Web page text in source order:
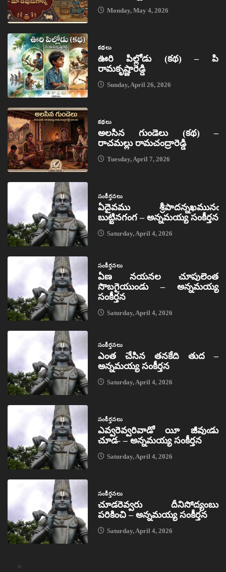
Monday, May 4, 2026
కథలు
ఊరి పిల్లోడు (కథ) – పి
రామకృష్ణారెడ్డి
Sunday, April 26, 2026
కథలు
అలసిన గుండెలు (కథ) –
రాచమల్లు రామచంద్రారెడ్డి
Tuesday, April 7, 2026
సంకీర్తనలు
ఏదైవము శ్రీపాదన్నఖమునఁ
బుట్టినగంగ – అన్నమయ్య సంకీర్తన
Saturday, April 4, 2026
సంకీర్తనలు
ఏణ నయనల చూపులెంత
సొబగైయుండు – అన్నమయ్య
సంకీర్తన
Saturday, April 4, 2026
సంకీర్తనలు
ఎంత చేసిన తనకేది తుద –
అన్నమయ్య సంకీర్తన
Saturday, April 4, 2026
సంకీర్తనలు
ఎవ్వరెవ్వరివాడో యీ జీవుఁడు
చూడ- – అన్నమయ్య సంకీర్తన
Saturday, April 4, 2026
సంకీర్తనలు
చూడరెవ్వరు దీనిసోద్యంబు
పరికించి – అన్నమయ్య సంకీర్తన
Saturday, April 4, 2026